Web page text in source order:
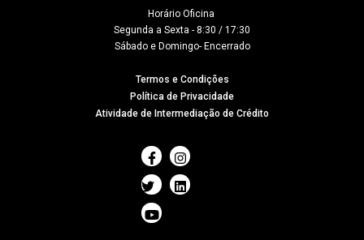
Horário Oficina
Segunda a Sexta - 8:30 / 17:30
Sábado e Domingo- Encerrado
Termos e Condições
Política de Privacidade
Atividade de Intermediação de Crédito